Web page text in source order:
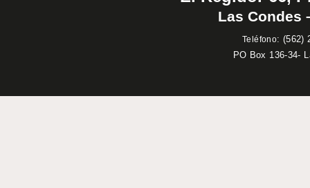
Las Condes
Teléfono: (562)
PO Box 136-34-